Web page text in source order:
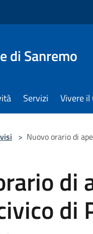
di Sanremo
Servizi Vivere
> Nuovo orario di
di
di